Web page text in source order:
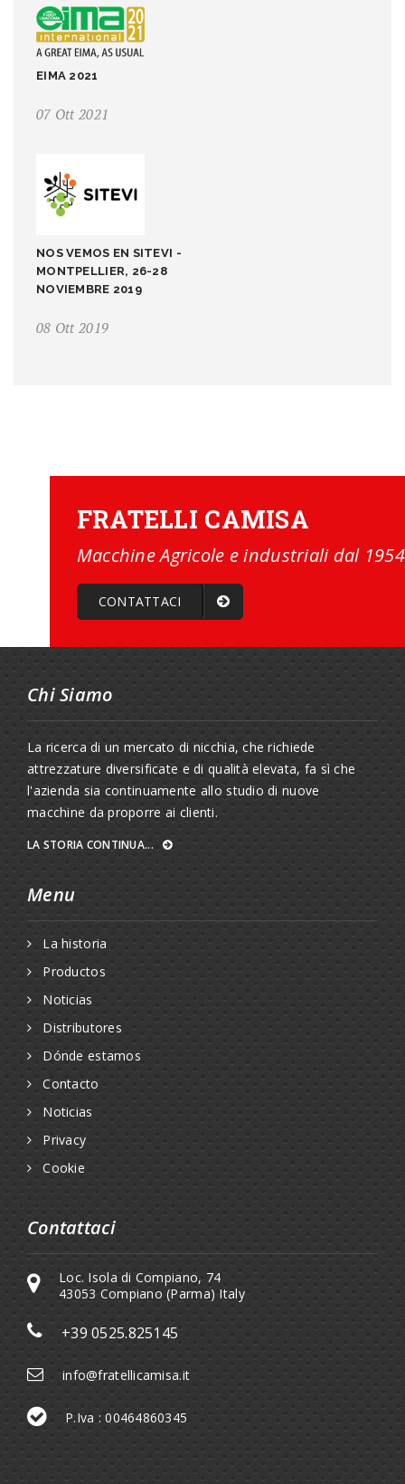
EIMA 2021
07 Ott 2021
NOS VEMOS EN SITEVI -
MONTPELLIER, 26-28
NOVIEMBRE 2019
08 Ott 2019
FRATELLI CAMISA
Macchine Agricole e industriali dal 1954
CONTATTACI
Chi Siamo
La ricerca di un mercato di nicchia, che richiede
attrezzature diversificate e di qualità elevata, fa sì che
l'azienda sia continuamente allo studio di nuove
macchine da proporre ai clienti.
LA STORIA CONTINUA...
Menu
La historia
Productos
Noticias
Distributores
Dónde estamos
Contacto
Noticias
Privacy
Cookie
Contattaci
Loc. Isola di Compiano, 74
43053 Compiano (Parma) Italy
+39 0525.825145
info@fratellicamisa.it
P.Iva : 00464860345